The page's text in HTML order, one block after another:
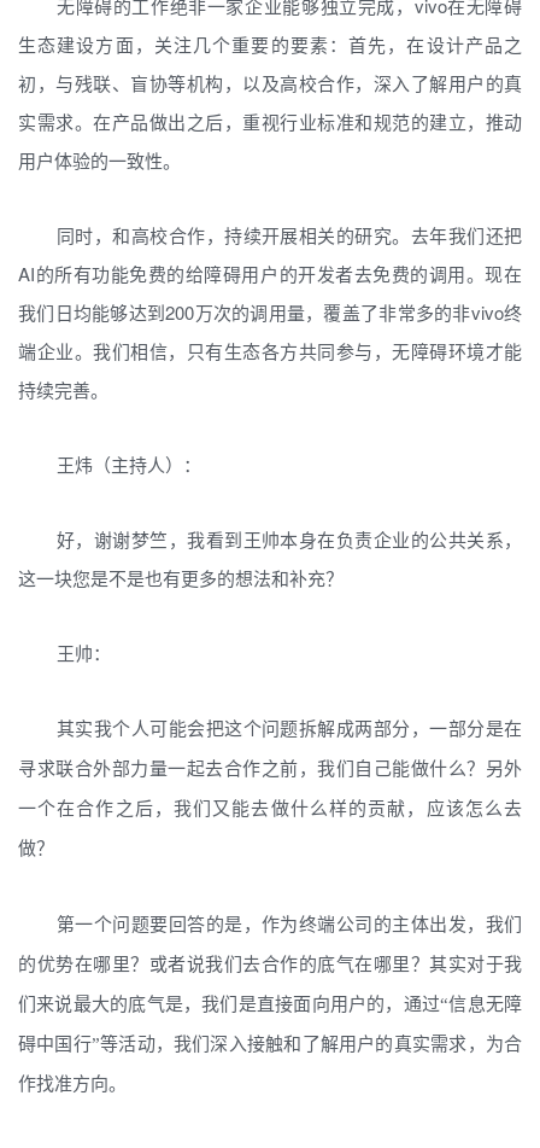
生态建设方面，关注几个重要的要素：首先，在设计产品之
初，与残联、盲协等机构，以及高校合作，深入了解用户的真
实需求。在产品做出之后，重视行业标准和规范的建立，推动
用户体验的一致性。
同时，和高校合作，持续开展相关的研究。去年我们还把
AI的所有功能免费的给障碍用户的开发者去免费的调用。现在
我们日均能够达到200万次的调用量，覆盖了非常多的非vivo终
端企业。我们相信，只有生态各方共同参与，无障碍环境才能
持续完善。
王炜（主持人）：
好，谢谢梦竺，我看到王帅本身在负责企业的公共关系，
这一块您是不是也有更多的想法和补充？
王帅：
其实我个人可能会把这个问题拆解成两部分，一部分是在
寻求联合外部力量一起去合作之前，我们自己能做什么？另外
一个在合作之后，我们又能去做什么样的贡献，应该怎么去
做？
第一个问题要回答的是，作为终端公司的主体出发，我们
的优势在哪里？或者说我们去合作的底气在哪里？其实对于我
们来说最大的底气是，我们是直接面向用户的，通过“信息无障
碍中国行”等活动，我们深入接触和了解用户的真实需求，为合
作找准方向。